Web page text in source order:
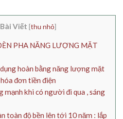
Viết [thu nhỏ]
PHA NĂNG LƯỢNG MẶT
hoàn bằng năng lượng mặt
đơn tiền điện
mạnh khi có người đi qua , sáng
toàn độ bền lên tới 10 năm : lắp